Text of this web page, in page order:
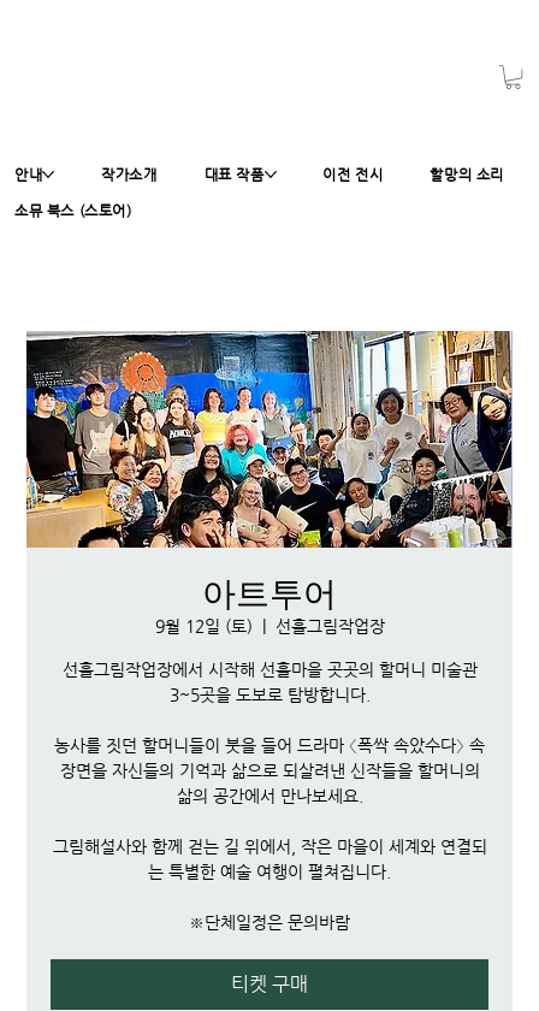
안내 작가소개 대표 작품 이전 전시 할망의 소리
소뮤 북스 (스토어)
아트투어
9월 12일 (토) 선흘그림작업장
선흘그림작업장에서 시작해 선흘마을 곳곳의 할머니 미술관
3~5곳을 도보로 탐방합니다.
농사를 짓던 할머니들이 붓을 들어 드라마 〈폭싹 속았수다〉 속
장면을 자신들의 기억과 삶으로 되살려낸 신작들을 할머니의
삶의 공간에서 만나보세요.
그림해설사와 함께 걷는 길 위에서, 작은 마을이 세계와 연결되
는 특별한 예술 여행이 펼쳐집니다.
※단체일정은 문의바람
티켓 구매